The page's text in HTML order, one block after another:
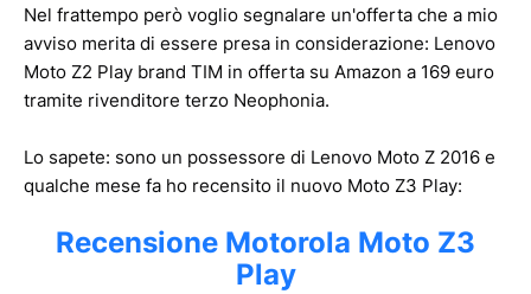
Nel frattempo però voglio segnalare un'offerta che a mio
avviso merita di essere presa in considerazione: Lenovo
Moto Z2 Play brand TIM in offerta su Amazon a 169 euro
tramite rivenditore terzo Neophonia.
Lo sapete: sono un possessore di Lenovo Moto Z 2016 e
qualche mese fa ho recensito il nuovo Moto Z3 Play:
Recensione Motorola Moto Z3
Play